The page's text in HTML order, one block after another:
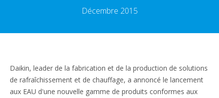
Décembre 2015
Daikin, leader de la fabrication et de la production de solutions
de rafraîchissement et de chauffage, a annoncé le lancement
aux EAU d'une nouvelle gamme de produits conformes aux